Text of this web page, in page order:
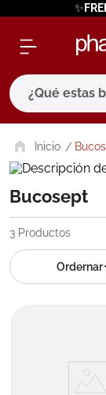
¿Qué estas
Bucosept
3 Productos
términos
1. eucerin
2. protector
3. bioderma
5. cerave
roche posay